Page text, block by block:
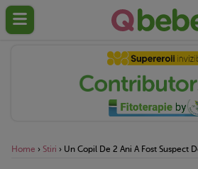
Home › Stiri › Un Copil De 2 Ani A Fost Suspect